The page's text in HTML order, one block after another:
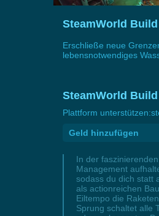
SteamWorld
Erschließe neue
lebensnotwendiges
SteamWorld
Plattform unterstützen:
Geld hinzufügen
In der
Management
sodass du dich statt
als actionreichen
Eiltempo die
Sprung schaltet alle